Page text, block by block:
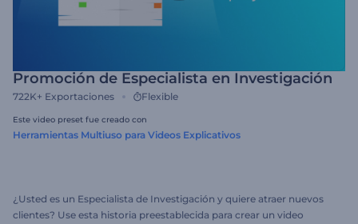
Promoción de Especialista en Investigación
722K+ Exportaciones Flexible
Este video preset fue creado con
Herramientas Multiuso para Videos Explicativos
¿Usted es un Especialista de Investigación y quiere atraer nuevos
clientes? Use esta historia preestablecida para crear un video